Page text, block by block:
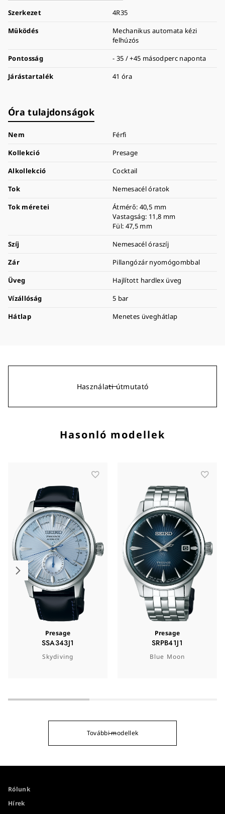
Szerkezet
4R35
Működés
Mechanikus automata kézi
felhúzós
Pontosság
- 35 / +45 másodperc naponta
Járástartalék
41 óra
Óra tulajdonságok
Nem
Férfi
Kollekció
Presage
Alkollekció
Cocktail
Tok
Nemesacél óratok
Tok méretei
Átmérő: 40,5 mm
Vastagság: 11,8 mm
Fül: 47,5 mm
Szíj
Nemesacél óraszíj
Zár
Pillangózár nyomógombbal
Üveg
Hajlított hardlex üveg
Vízállóság
5 bar
Hátlap
Menetes üveghátlap
Használati útmutató
Hasonló modellek
Presage
SSA343J1
Skydiving
Presage
SRPB41J1
Blue Moon
További modellek
Rólunk
Hírek